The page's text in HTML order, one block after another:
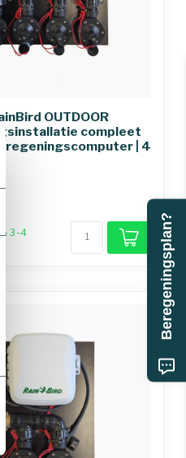
OUTDOOR
compleet
| 4
3-4 Beregeningsplan?